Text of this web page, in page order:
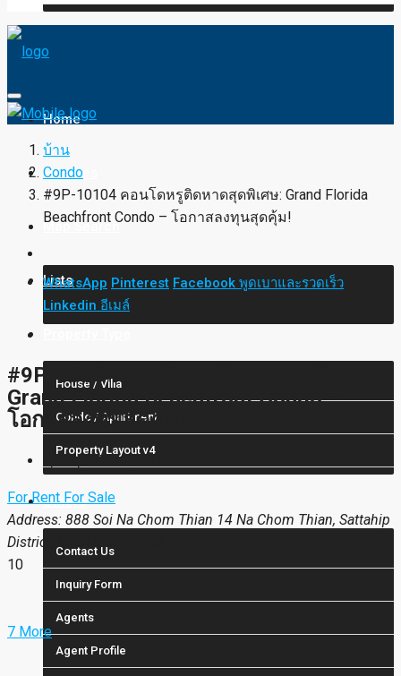
Home
Services
Map Search
Lists
House / Villa
Condo / Apartment
Property Layout v4
Others
Contact Us
Inquiry Form
Agents
Agent Profile
บ้าน
Condo
#9P-10104 คอนโดหรูติดหาดสุดพิเศษ: Grand Florida
Beachfront Condo – โอกาสลงทุนสุดคุ้ม!
WhatsApp Pinterest Facebook พูดเบาและรวดเร็ว
Linkedin อีเมล์
#9P-10104 คอนโดหรูติดหาดสุดพิเศษ:
Grand Florida Beachfront Condo –
โอกาสลงทุนสุดคุ้ม!
4,500,000฿/18000
For Rent For Sale
Address: 888 Soi Na Chom Thian 14 Na Chom Thian, Sattahip
District, Chon Buri 20250
10
7 More